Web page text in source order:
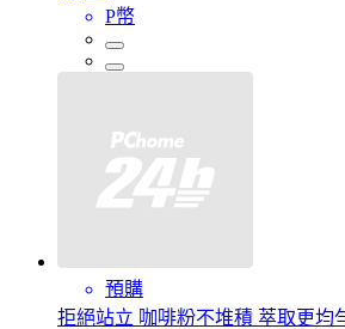
P幣
預購
拒絕站立 咖啡粉不堆積 萃取更均